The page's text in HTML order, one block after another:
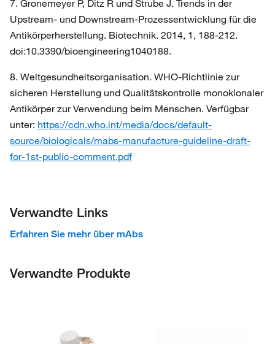
7. Gronemeyer P, Ditz R und Strube J. Trends in der
Upstream- und Downstream-Prozessentwicklung für die
Antikörperherstellung. Biotechnik. 2014, 1, 188-212.
doi:10.3390/bioengineering1040188.
8. Weltgesundheitsorganisation. WHO-Richtlinie zur
sicheren Herstellung und Qualitätskontrolle monoklonaler
Antikörper zur Verwendung beim Menschen. Verfügbar
unter: https://cdn.who.int/media/docs/default-
source/biologicals/mabs-manufacture-guideline-draft-
for-1st-public-comment.pdf
Verwandte Links
Erfahren Sie mehr über mAbs
Verwandte Produkte